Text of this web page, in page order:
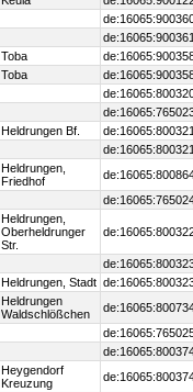
Toba
Toba
Heldrungen Bf.
Heldrungen,
Friedhof
Heldrungen,
Oberheldrunger
Str.
Heldrungen, Stadt
Heldrungen
Waldschlößchen
Heygendorf
Kreuzung